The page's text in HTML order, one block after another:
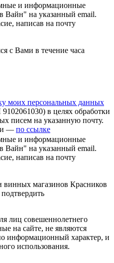
и информационные
на указанный email.
написав на почту
с Вами в течение часа
моих персональных данных
в целях обработки
писем на указанную почту.
— по ссылке
и информационные
на указанный email.
написав на почту
винных магазинов Красников
лиц совешеннолетнего
на сайте, не являются
информационный характер, и
использования.